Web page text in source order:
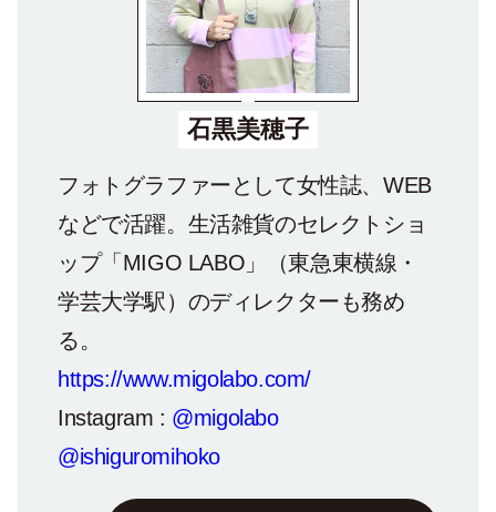
石黒美穂子
フォトグラファーとして女性誌、WEB
などで活躍。生活雑貨のセレクトショ
ップ「MIGO LABO」（東急東横線・
学芸大学駅）のディレクターも務め
る。
https://www.migolabo.com/
Instagram : @migolabo
@ishiguromihoko